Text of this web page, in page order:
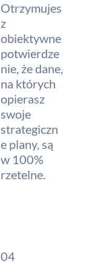
Otrzymujes
z
obiektywne
potwierdze
nie, że dane,
na których
opierasz
swoje
strategiczn
e plany, są
w 100%
rzetelne.
04